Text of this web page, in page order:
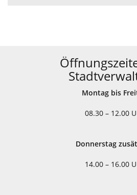
Montag bis
08.30 – 12.00
Donnerstag
14.00 – 16.00